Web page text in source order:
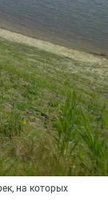
на которых